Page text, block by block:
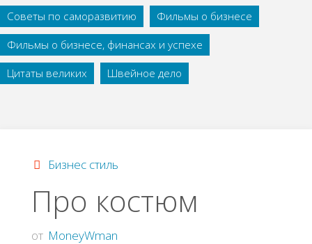
Советы по саморазвитию
Фильмы о бизнесе
Фильмы о бизнесе, финансах и успехе
Цитаты великих
Швейное дело
Бизнес стиль
Про костюм
от MoneyWman